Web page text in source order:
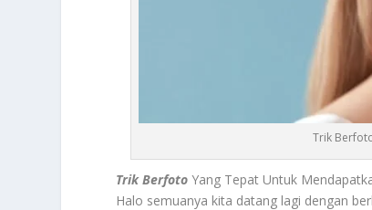
Trik
Trik Berfoto Yang Tepat Untuk
Halo semuanya kita datang lagi dengan